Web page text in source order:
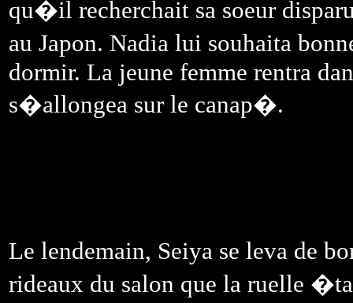
qu�il recherchait sa soeur
au Japon. Nadia lui souhaita
dormir. La jeune femme rentra
s�allongea sur le canap�.
Le lendemain, Seiya se leva de
rideaux du salon que la ruelle